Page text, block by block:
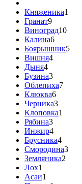
Княженика1
Гранат9
Виноград10
Калина6
Боярышник5
Вишня4
Дыня4
Бузина3
Облепиха7
Клюква6
Черника3
Клоповка1
Рябина3
Инжир4
Брусника4
Смородина3
Земляника2
Лох1
Асаи1